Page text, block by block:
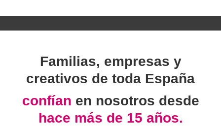
Familias, empresas y
creativos de toda España
confían en nosotros desde
hace más de 15 años.